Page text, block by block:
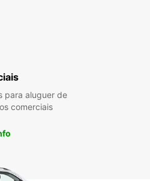
para aluguer de
comerciais